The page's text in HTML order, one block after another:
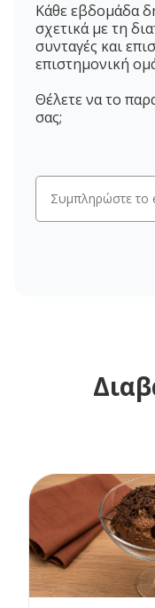
Κάθε εβδομάδα
σχετικά με τη
συνταγές και
επιστημονική
Θέλετε να το
σας;